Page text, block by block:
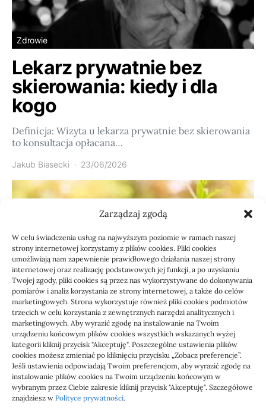
Zarządzaj zgodą
W celu świadczenia usług na najwyższym poziomie w ramach naszej
strony internetowej korzystamy z plików cookies. Pliki cookies
umożliwiają nam zapewnienie prawidłowego działania naszej strony
internetowej oraz realizację podstawowych jej funkcji, a po uzyskaniu
Twojej zgody, pliki cookies są przez nas wykorzystywane do dokonywania
pomiarów i analiz korzystania ze strony internetowej, a także do celów
marketingowych. Strona wykorzystuje również pliki cookies podmiotów
trzecich w celu korzystania z zewnętrznych narzędzi analitycznych i
marketingowych. Aby wyrazić zgodę na instalowanie na Twoim
urządzeniu końcowym plików cookies wszystkich wskazanych wyżej
kategorii kliknij przycisk "Akceptuję". Poszczególne ustawienia plików
cookies możesz zmieniać po kliknięciu przycisku „Zobacz preferencje”.
Jeśli ustawienia odpowiadają Twoim preferencjom, aby wyrazić zgodę na
instalowanie plików cookies na Twoim urządzeniu końcowym w
wybranym przez Ciebie zakresie kliknij przycisk "Akceptuję". Szczegółowe
znajdziesz w Polityce prywatności.
Zdrowie
Lekarz prywatnie bez
skierowania: kiedy i dla
kogo
Definicja: Wizyta u lekarza prywatnie bez skierowania
to konsultacja opłacana…
Jakub Biasecki 23/06/2026
Usługi
Jak sprawdzić przejęcie
zaległości przez biuro
Definicja: Weryfikacja, czy nowe biuro rachunkowe
przejmie zaległości w dokumentach,…